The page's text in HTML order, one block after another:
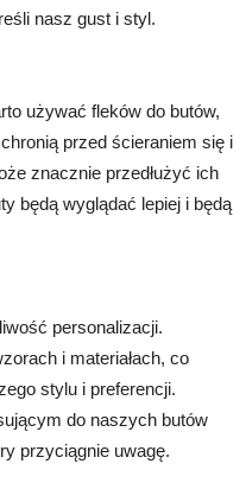
nasz gust i styl.
używać fleków do butów,
przed ścieraniem się i
znacznie przedłużyć ich
będą wyglądać lepiej i będą
personalizacji.
i materiałach, co
stylu i preferencji.
do naszych butów
przyciągnie uwagę.